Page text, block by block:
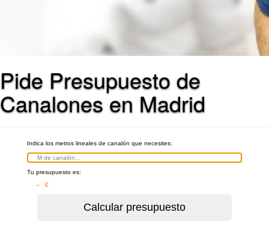
Pide Presupuesto de
Canalones en Madrid
Indica los metros lineales de canalón que necesites:
Tu presupuesto es:
– €